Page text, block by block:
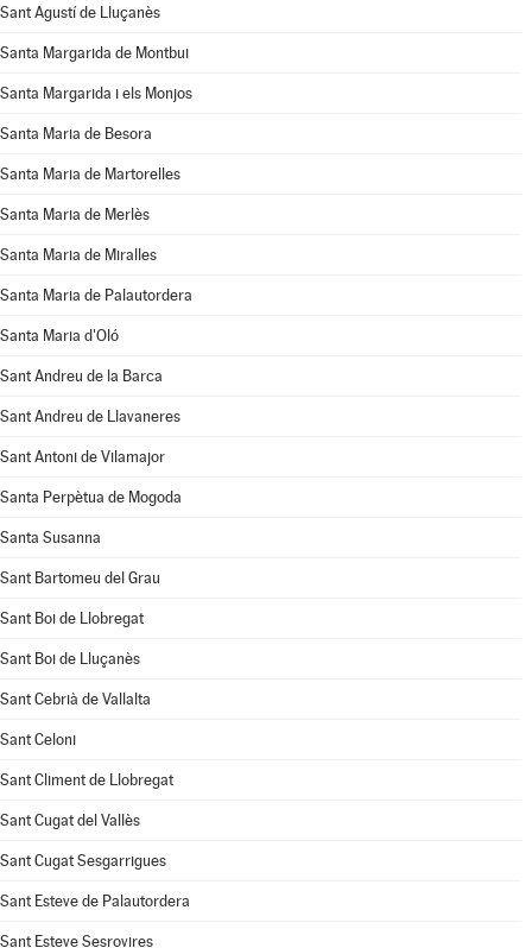
Sant Agustí de Lluçanès
Santa Margarida de Montbui
Santa Margarida i els Monjos
Santa Maria de Besora
Santa Maria de Martorelles
Santa Maria de Merlès
Santa Maria de Miralles
Santa Maria de Palautordera
Santa Maria d'Oló
Sant Andreu de la Barca
Sant Andreu de Llavaneres
Sant Antoni de Vilamajor
Santa Perpètua de Mogoda
Santa Susanna
Sant Bartomeu del Grau
Sant Boi de Llobregat
Sant Boi de Lluçanès
Sant Cebrià de Vallalta
Sant Celoni
Sant Climent de Llobregat
Sant Cugat del Vallès
Sant Cugat Sesgarrigues
Sant Esteve de Palautordera
Sant Esteve Sesrovires